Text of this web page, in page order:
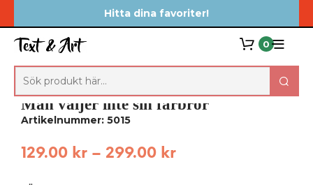
Hitta dina favoriter!
0
Man väljer inte sin farbror
Artikelnummer: 5015
129.00 kr – 299.00 kr